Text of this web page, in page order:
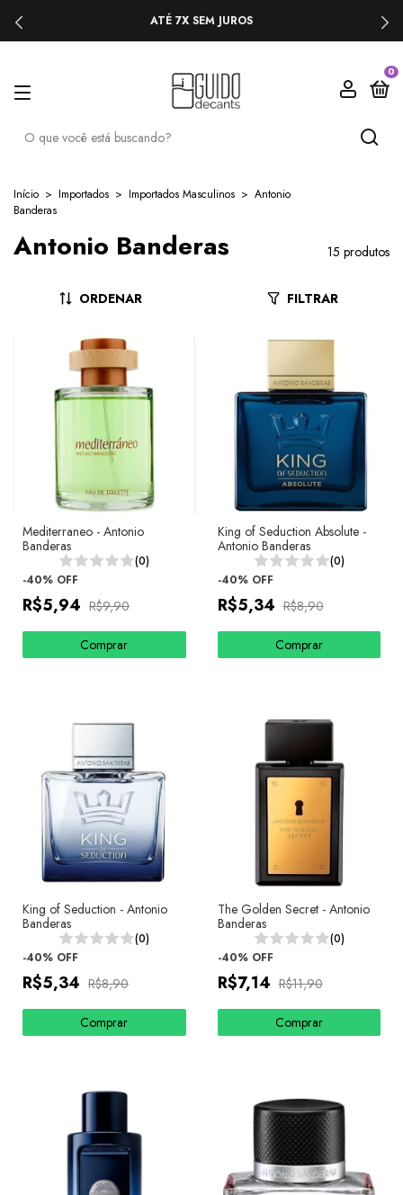
ATÉ 7X SEM JUROS
0
Início > Importados > Importados Masculinos > Antonio
Banderas
Antonio Banderas 15 produtos
ORDENAR FILTRAR
Mediterraneo - Antonio
Banderas
(0)
-40% OFF
R$5,94 R$9,90
Comprar
King of Seduction Absolute -
Antonio Banderas
(0)
-40% OFF
R$5,34 R$8,90
Comprar
King of Seduction - Antonio
Banderas
(0)
-40% OFF
R$5,34 R$8,90
Comprar
The Golden Secret - Antonio
Banderas
(0)
-40% OFF
R$7,14 R$11,90
Comprar